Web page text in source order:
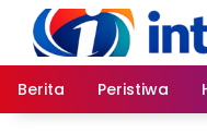
content
Berita
Peristiwa